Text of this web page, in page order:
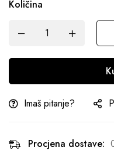
Količina
Imaš pitanje?
Procjena dostave: